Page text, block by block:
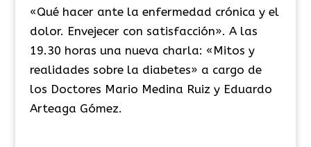
«Qué hacer ante la enfermedad crónica y el
dolor. Envejecer con satisfacción». A las
19.30 horas una nueva charla: «Mitos y
realidades sobre la diabetes» a cargo de
los Doctores Mario Medina Ruiz y Eduardo
Arteaga Gómez.